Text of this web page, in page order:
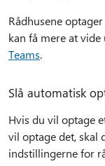
Rådhusene
kan få mere at vide
Teams.
Slå automatisk
Hvis du vil optage
vil optage det, skal
indstillingerne for